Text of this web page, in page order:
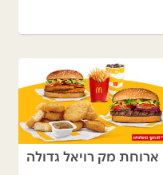
ארוחת מק רויאל גדולה